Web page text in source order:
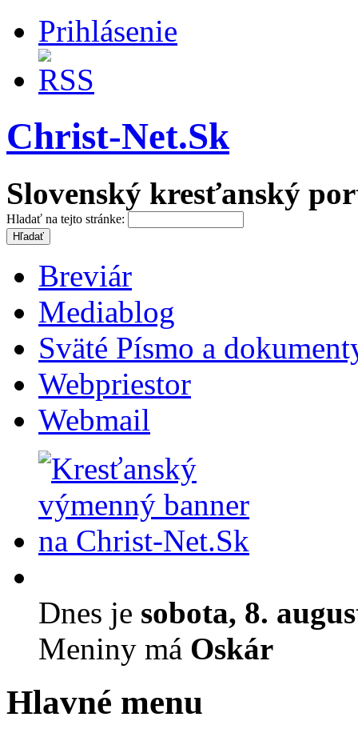
Prihlásenie
Christ-Net.Sk
Slovenský kresťanský
Hladať na tejto stránke:
Breviár
Mediablog
Sväté Písmo a
Webpriestor
Webmail
Dnes je sobota, 8.
Meniny má Oskár
Hlavné menu